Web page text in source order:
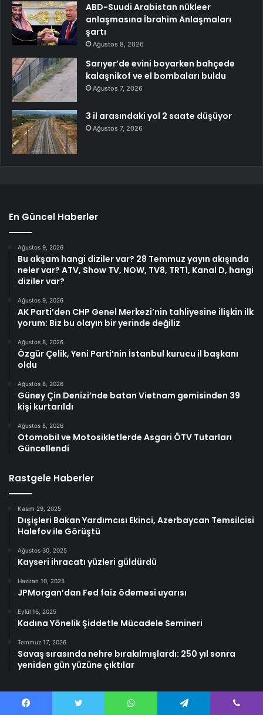
ABD-Suudi Arabistan nükleer
anlaşmasına İbrahim Anlaşmaları
şartı
Ağustos 8, 2026
Sarıyer’de evini boyarken bahçede
kalaşnikof ve el bombaları buldu
Ağustos 7, 2026
3 il arasındaki yol 2 saate düşüyor
Ağustos 7, 2026
En Güncel Haberler
Ağustos 9, 2026
Bu akşam hangi diziler var? 28 Temmuz yayın akışında
neler var? ATV, Show TV, NOW, TV8, TRT1, Kanal D, hangi
diziler var?
Ağustos 9, 2026
AK Parti’den CHP Genel Merkezi’nin tahliyesine ilişkin ilk
yorum: Biz bu olayın bir yerinde değiliz
Ağustos 8, 2026
Özgür Çelik, Yeni Parti’nin İstanbul kurucu il başkanı
oldu
Ağustos 8, 2026
Güney Çin Denizi’nde batan Vietnam gemisinden 39
kişi kurtarıldı
Ağustos 8, 2026
Otomobil ve Motosikletlerde Asgari ÖTV Tutarları
Güncellendi
Rastgele Haberler
Kasım 29, 2025
Dışişleri Bakan Yardımcısı Ekinci, Azerbaycan Temsilcisi
Halefov ile Görüştü
Ağustos 30, 2025
Kayseri ihracatı yüzleri güldürdü
Haziran 10, 2025
JPMorgan’dan Fed faiz ödemesi uyarısı
Eylül 16, 2025
Kadına Yönelik Şiddetle Mücadele Semineri
Temmuz 17, 2026
Savaş sırasında nehre bırakılmışlardı: 250 yıl sonra
yeniden gün yüzüne çıktılar